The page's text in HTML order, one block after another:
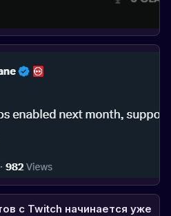
с Twitch начинается уже